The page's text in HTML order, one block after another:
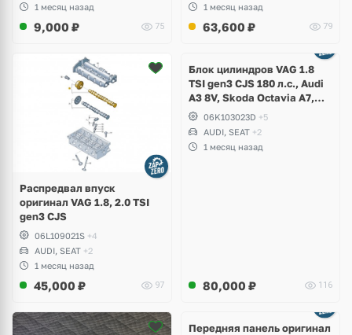
1 месяц назад
9,000 ₽ 75
1 месяц назад
63,600 ₽ 79
Распредвал впуск
оригинал VAG 1.8, 2.0 TSI
gen3 CJS
06L109021S +4
AUDI, SEAT +2
1 месяц назад
45,000 ₽ 97
2 фото
Блок цилиндров VAG 1.8
TSI gen3 CJS 180 л.с., Audi
A3 8V, Skoda Octavia A7,
Superb, Volkswagen Passat
B8, Golf VII Alltrack, Seat
Leon
06K103023D +5
AUDI, SEAT +2
1 месяц назад
80,000 ₽ 116
2 фото
Передняя панель оригинал